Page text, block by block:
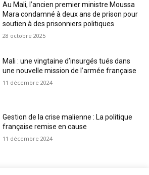
Au Mali, l’ancien premier ministre Moussa
Mara condamné à deux ans de prison pour
soutien à des prisonniers politiques
28 octobre 2025
Mali : une vingtaine d’insurgés tués dans
une nouvelle mission de l’armée française
11 décembre 2024
Gestion de la crise malienne : La politique
française remise en cause
11 décembre 2024